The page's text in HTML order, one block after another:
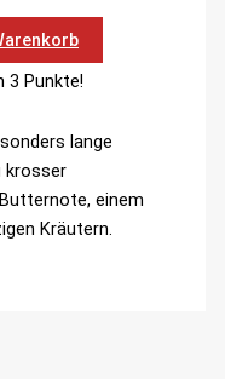
3 Punkte!
lange
krosser
einem
Kräutern.